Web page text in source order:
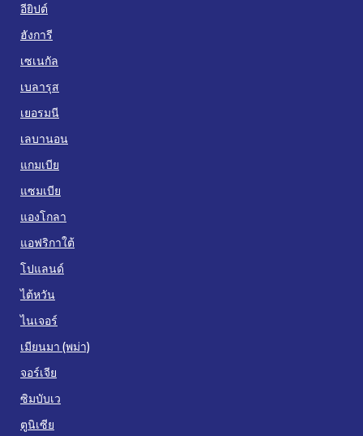
อียิปต์
ฮังการี
เซเนกัล
เบลารุส
เยอรมนี
เลบานอน
แกมเบีย
แซมเบีย
แองโกลา
แอฟริกาใต้
โปแลนด์
ไต้หวัน
ไนเจอร์
เมียนมา (พม่า)
จอร์เจีย
ซิมบับเว
ตูนิเซีย